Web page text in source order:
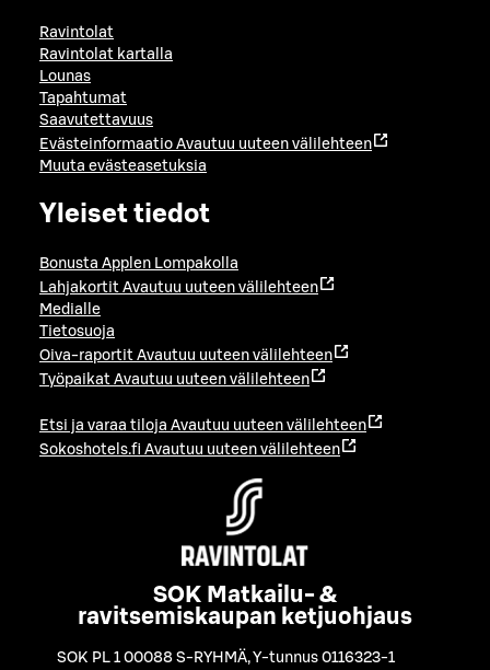
Ravintolat
Ravintolat kartalla
Lounas
Tapahtumat
Saavutettavuus
Evästeinformaatio Avautuu uuteen välilehteen
Muuta evästeasetuksia
Yleiset tiedot
Bonusta Applen Lompakolla
Lahjakortit Avautuu uuteen välilehteen
Medialle
Tietosuoja
Oiva-raportit Avautuu uuteen välilehteen
Työpaikat Avautuu uuteen välilehteen
Etsi ja varaa tiloja Avautuu uuteen välilehteen
Sokoshotels.fi Avautuu uuteen välilehteen
SOK Matkailu- &
ravitsemiskaupan ketjuohjaus
SOK PL 1 00088 S-RYHMÄ,Y-tunnus 0116323-1